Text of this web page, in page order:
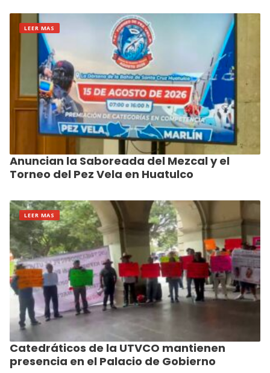
LEER MAS
Anuncian la Saboreada del Mezcal y el
Torneo del Pez Vela en Huatulco
LEER MAS
Catedráticos de la UTVCO mantienen
presencia en el Palacio de Gobierno